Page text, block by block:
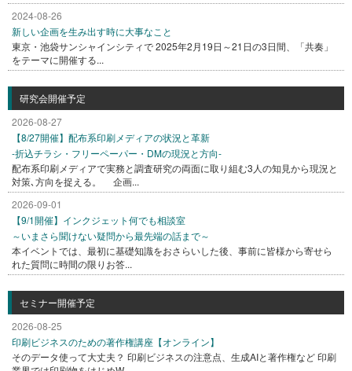
2024-08-26
新しい企画を生み出す時に大事なこと
東京・池袋サンシャインシティで 2025年2月19日～21日の3日間、「共奏」
をテーマに開催する...
研究会開催予定
2026-08-27
【8/27開催】配布系印刷メディアの状況と革新
-折込チラシ・フリーペーパー・DMの現況と方向-
配布系印刷メディアで実務と調査研究の両面に取り組む3人の知見から現況と
対策､方向を捉える。 企画...
2026-09-01
【9/1開催】インクジェット何でも相談室
～いまさら聞けない疑問から最先端の話まで～
本イベントでは、最初に基礎知識をおさらいした後、事前に皆様から寄せら
れた質問に時間の限りお答...
セミナー開催予定
2026-08-25
印刷ビジネスのための著作権講座【オンライン】
そのデータ使って大丈夫？ 印刷ビジネスの注意点、生成AIと著作権など 印刷